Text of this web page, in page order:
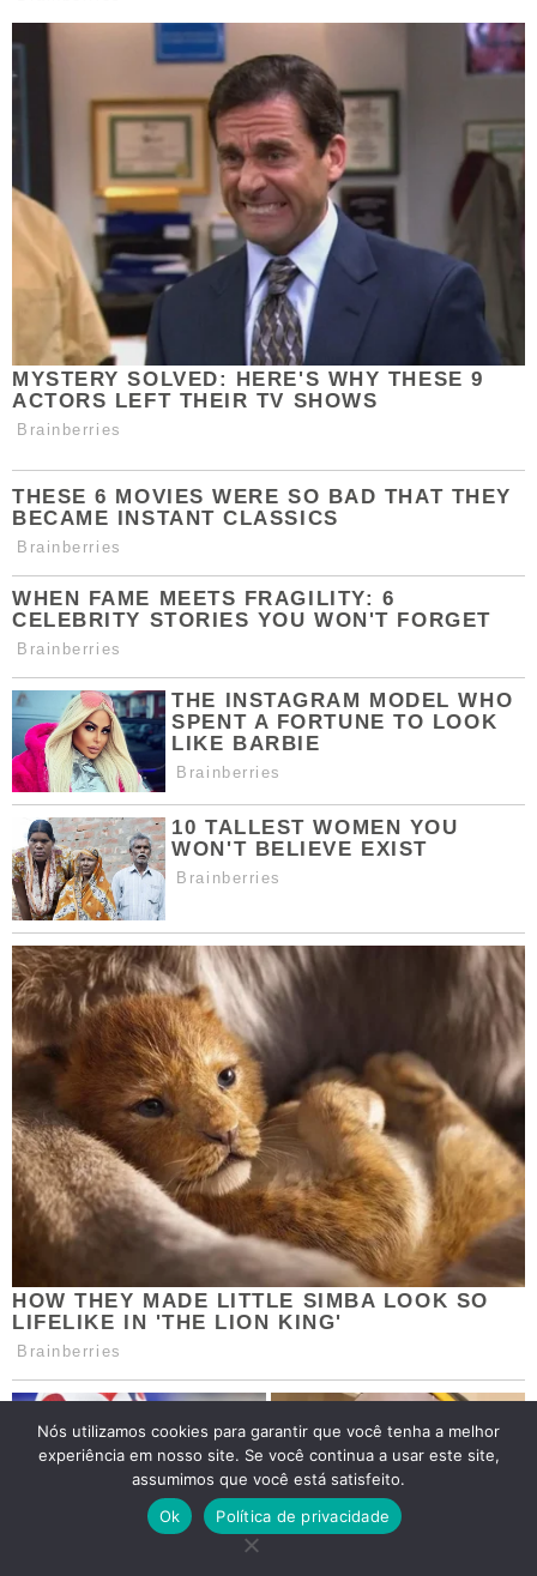
Nós utilizamos cookies para garantir que você tenha a melhor
experiência em nosso site. Se você continua a usar este site,
assumimos que você está satisfeito.
Ok
Política de privacidade